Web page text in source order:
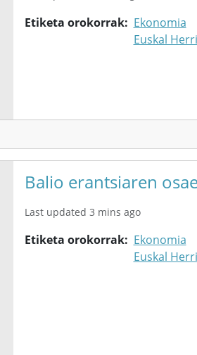
Etiketa orokorrak
Ekonomia
Euskal
Balio erantsiaren
Last updated 3 mins ago
Etiketa orokorrak
Ekonomia
Euskal